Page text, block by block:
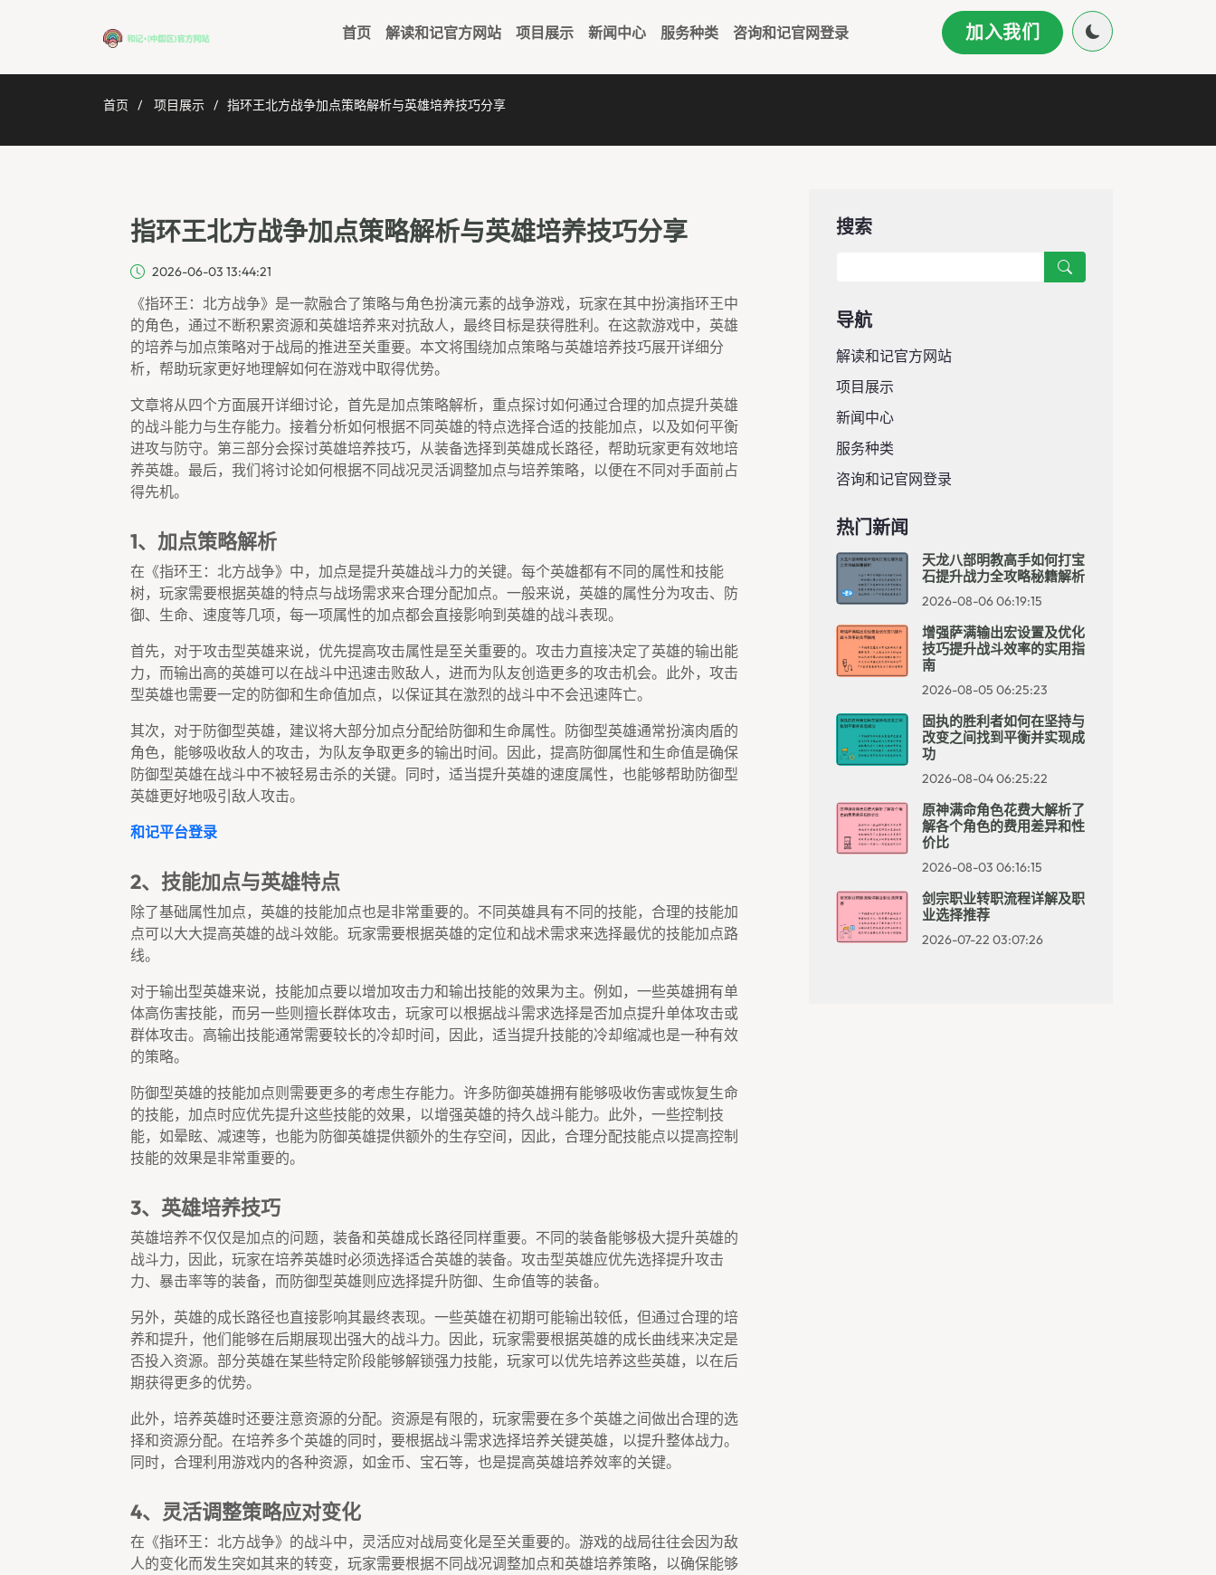
首页 解读和记官方网站 项目展示 新闻中心 服务种类 咨询和记官网登录 加入我们
首页 项目展示 指环王北方战争加点策略解析与英雄培养技巧分享
指环王北方战争加点策略解析与英雄培养技巧分享
2026-06-03 13:44:21
《指环王：北方战争》是一款融合了策略与角色扮演元素的战争游戏，玩家在其中扮演指环王中
的角色，通过不断积累资源和英雄培养来对抗敌人，最终目标是获得胜利。在这款游戏中，英雄
的培养与加点策略对于战局的推进至关重要。本文将围绕加点策略与英雄培养技巧展开详细分
析，帮助玩家更好地理解如何在游戏中取得优势。
文章将从四个方面展开详细讨论，首先是加点策略解析，重点探讨如何通过合理的加点提升英雄
的战斗能力与生存能力。接着分析如何根据不同英雄的特点选择合适的技能加点，以及如何平衡
进攻与防守。第三部分会探讨英雄培养技巧，从装备选择到英雄成长路径，帮助玩家更有效地培
养英雄。最后，我们将讨论如何根据不同战况灵活调整加点与培养策略，以便在不同对手面前占
得先机。
1、加点策略解析
在《指环王：北方战争》中，加点是提升英雄战斗力的关键。每个英雄都有不同的属性和技能
树，玩家需要根据英雄的特点与战场需求来合理分配加点。一般来说，英雄的属性分为攻击、防
御、生命、速度等几项，每一项属性的加点都会直接影响到英雄的战斗表现。
首先，对于攻击型英雄来说，优先提高攻击属性是至关重要的。攻击力直接决定了英雄的输出能
力，而输出高的英雄可以在战斗中迅速击败敌人，进而为队友创造更多的攻击机会。此外，攻击
型英雄也需要一定的防御和生命值加点，以保证其在激烈的战斗中不会迅速阵亡。
其次，对于防御型英雄，建议将大部分加点分配给防御和生命属性。防御型英雄通常扮演肉盾的
角色，能够吸收敌人的攻击，为队友争取更多的输出时间。因此，提高防御属性和生命值是确保
防御型英雄在战斗中不被轻易击杀的关键。同时，适当提升英雄的速度属性，也能够帮助防御型
英雄更好地吸引敌人攻击。
和记平台登录
2、技能加点与英雄特点
除了基础属性加点，英雄的技能加点也是非常重要的。不同英雄具有不同的技能，合理的技能加
点可以大大提高英雄的战斗效能。玩家需要根据英雄的定位和战术需求来选择最优的技能加点路
线。
对于输出型英雄来说，技能加点要以增加攻击力和输出技能的效果为主。例如，一些英雄拥有单
体高伤害技能，而另一些则擅长群体攻击，玩家可以根据战斗需求选择是否加点提升单体攻击或
群体攻击。高输出技能通常需要较长的冷却时间，因此，适当提升技能的冷却缩减也是一种有效
的策略。
防御型英雄的技能加点则需要更多的考虑生存能力。许多防御英雄拥有能够吸收伤害或恢复生命
的技能，加点时应优先提升这些技能的效果，以增强英雄的持久战斗能力。此外，一些控制技
能，如晕眩、减速等，也能为防御英雄提供额外的生存空间，因此，合理分配技能点以提高控制
技能的效果是非常重要的。
3、英雄培养技巧
英雄培养不仅仅是加点的问题，装备和英雄成长路径同样重要。不同的装备能够极大提升英雄的
战斗力，因此，玩家在培养英雄时必须选择适合英雄的装备。攻击型英雄应优先选择提升攻击
力、暴击率等的装备，而防御型英雄则应选择提升防御、生命值等的装备。
另外，英雄的成长路径也直接影响其最终表现。一些英雄在初期可能输出较低，但通过合理的培
养和提升，他们能够在后期展现出强大的战斗力。因此，玩家需要根据英雄的成长曲线来决定是
否投入资源。部分英雄在某些特定阶段能够解锁强力技能，玩家可以优先培养这些英雄，以在后
期获得更多的优势。
此外，培养英雄时还要注意资源的分配。资源是有限的，玩家需要在多个英雄之间做出合理的选
择和资源分配。在培养多个英雄的同时，要根据战斗需求选择培养关键英雄，以提升整体战力。
同时，合理利用游戏内的各种资源，如金币、宝石等，也是提高英雄培养效率的关键。
4、灵活调整策略应对变化
在《指环王：北方战争》的战斗中，灵活应对战局变化是至关重要的。游戏的战局往往会因为敌
人的变化而发生突如其来的转变，玩家需要根据不同战况调整加点和英雄培养策略，以确保能够
搜索
导航
解读和记官方网站
项目展示
新闻中心
服务种类
咨询和记官网登录
热门新闻
天龙八部明教高手如何打宝
石提升战力全攻略秘籍解析
2026-08-06 06:19:15
增强萨满输出宏设置及优化
技巧提升战斗效率的实用指
南
2026-08-05 06:25:23
固执的胜利者如何在坚持与
改变之间找到平衡并实现成
功
2026-08-04 06:25:22
原神满命角色花费大解析了
解各个角色的费用差异和性
价比
2026-08-03 06:16:15
剑宗职业转职流程详解及职
业选择推荐
2026-07-22 03:07:26